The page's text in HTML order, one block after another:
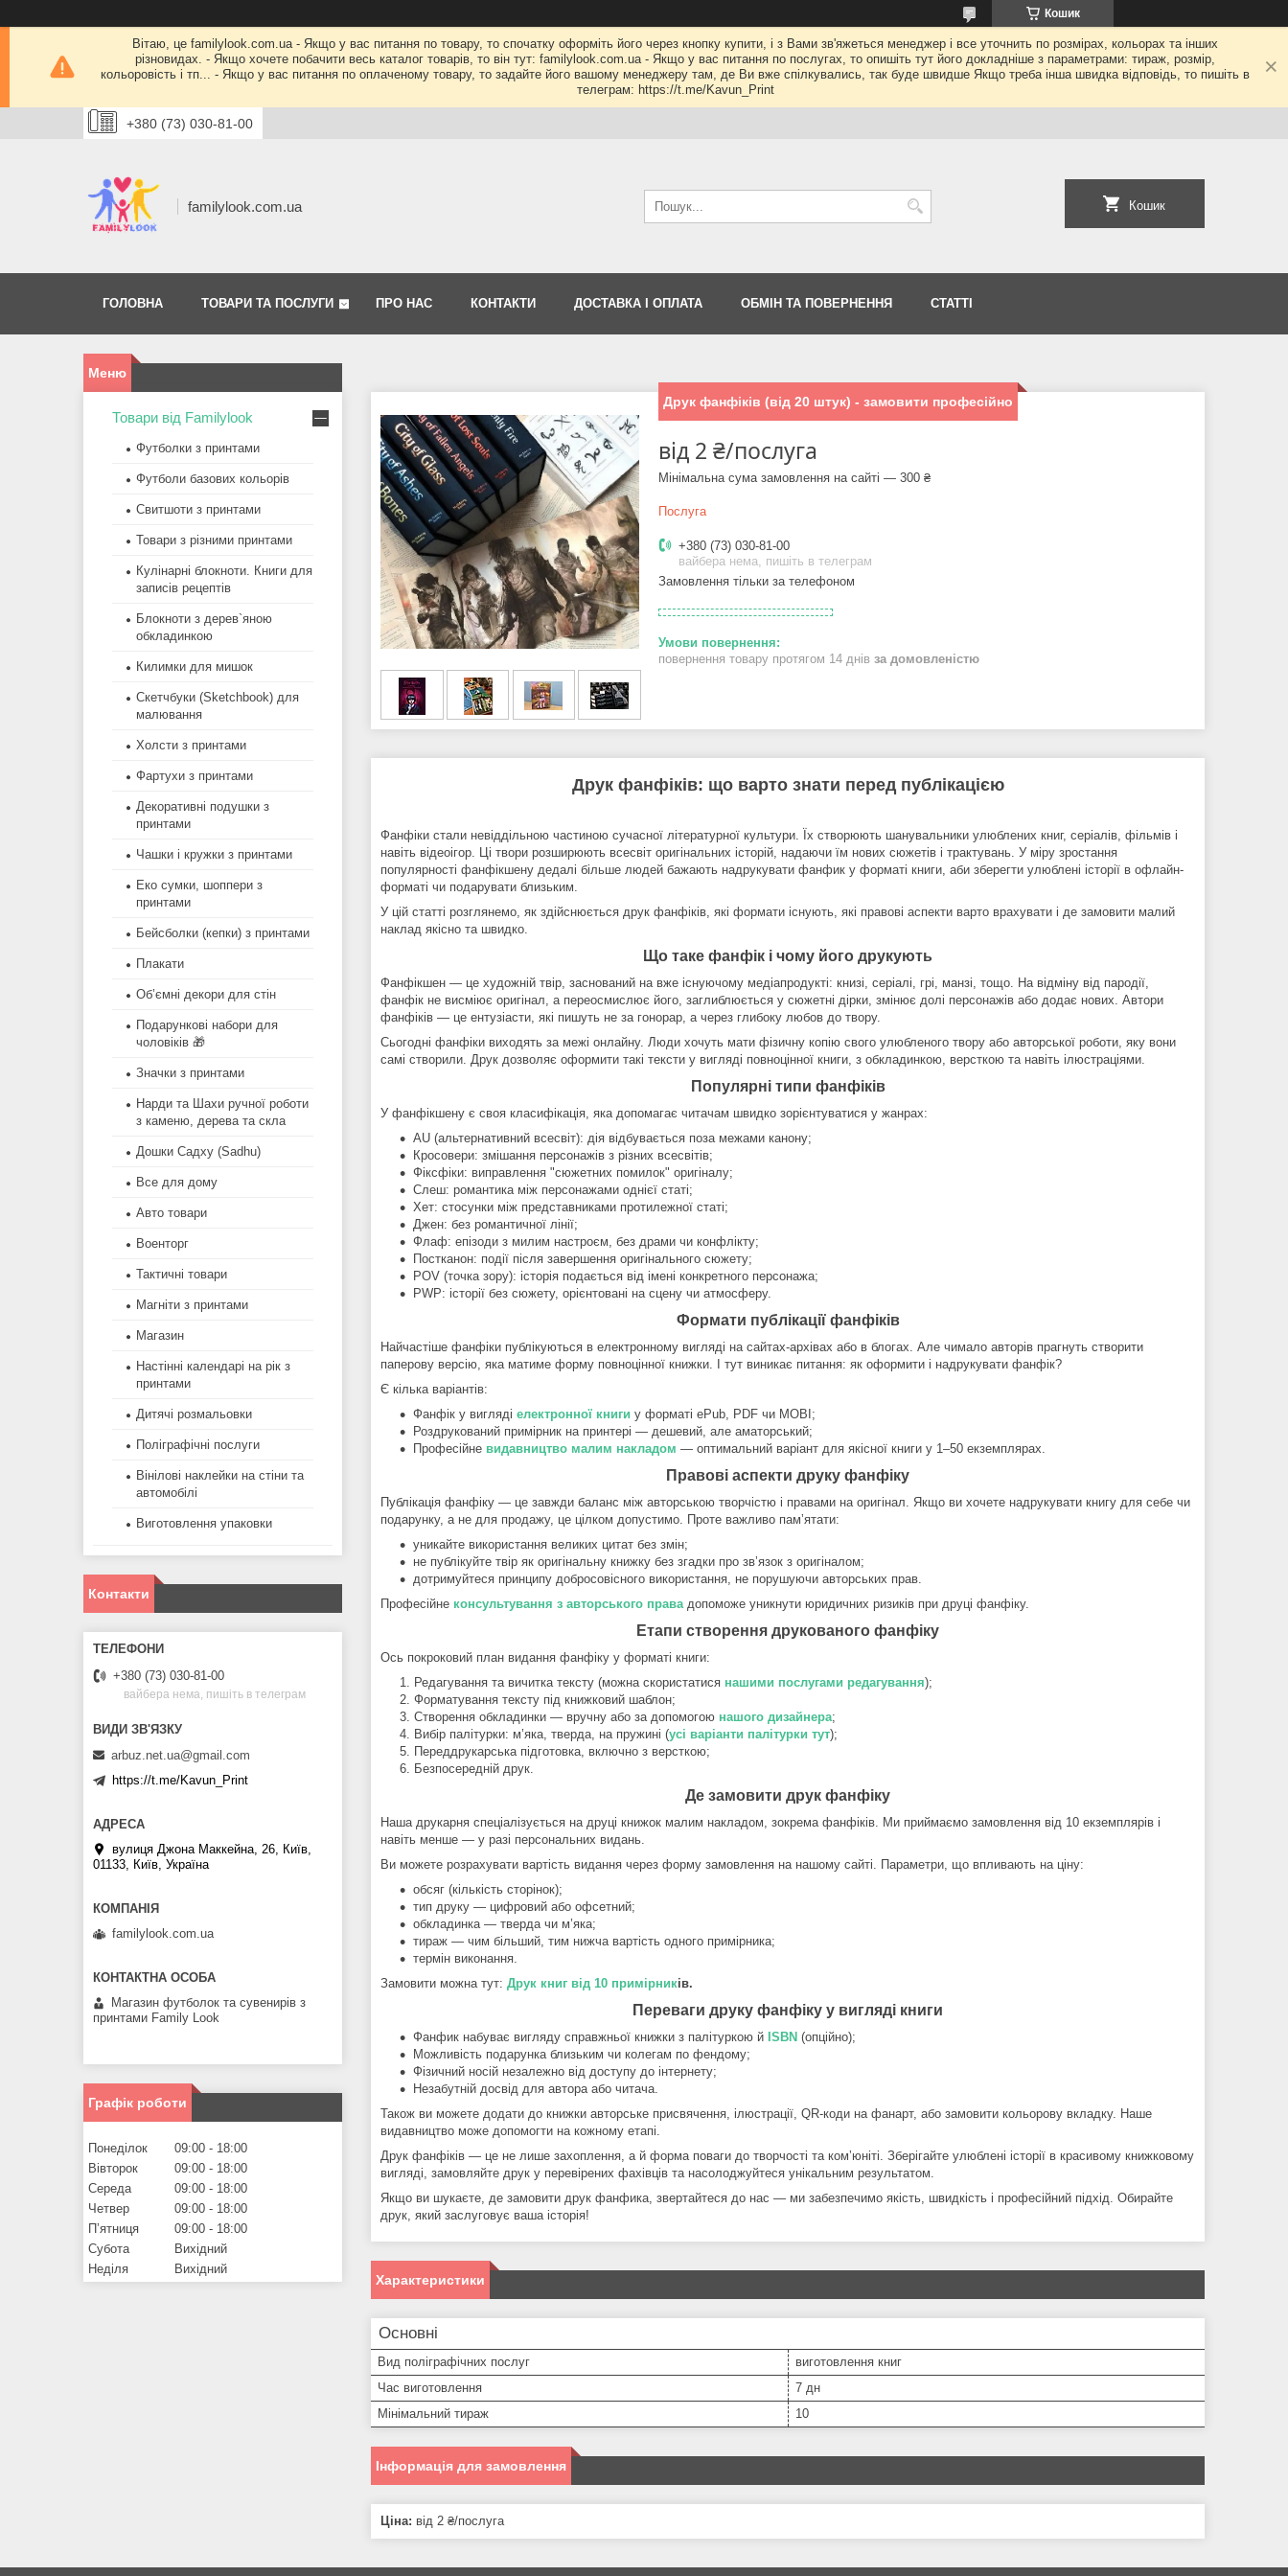
Кошик
Вітаю, це familylook.com.ua - Якщо у вас питання по товару, то спочатку оформіть його через кнопку купити, і з Вами зв'яжеться менеджер і все уточнить по розмірах, кольорах та інших
різновидах. - Якщо хочете побачити весь каталог товарів, то він тут: familylook.com.ua - Якщо у вас питання по послугах, то опишіть тут його докладніше з параметрами: тираж, розмір,
кольоровість і тп... - Якщо у вас питання по оплаченому товару, то задайте його вашому менеджеру там, де Ви вже спілкувались, так буде швидше Якщо треба інша швидка відповідь, то пишіть в
телеграм: https://t.me/Kavun_Print
+380 (73) 030-81-00
familylook.com.ua Кошик
ГОЛОВНА ТОВАРИ ТА ПОСЛУГИ ПРО НАС КОНТАКТИ ДОСТАВКА І ОПЛАТА ОБМІН ТА ПОВЕРНЕННЯ СТАТТІ
Друк фанфіків (від 20 штук) - замовити професійно
від 2 ₴/послуга
Мінімальна сума замовлення на сайті — 300 ₴
Послуга
+380 (73) 030-81-00
вайбера нема, пишіть в телеграм
Замовлення тільки за телефоном
повернення товару протягом 14 днів за домовленістю
Друк фанфіків: що варто знати перед публікацією
Фанфіки стали невіддільною частиною сучасної літературної культури. Їх створюють шанувальники улюблених книг, серіалів, фільмів і
навіть відеоігор. Ці твори розширюють всесвіт оригінальних історій, надаючи їм нових сюжетів і трактувань. У міру зростання
популярності фанфікшену дедалі більше людей бажають надрукувати фанфик у форматі книги, аби зберегти улюблені історії в офлайн-
форматі чи подарувати близьким.
У цій статті розглянемо, як здійснюється друк фанфіків, які формати існують, які правові аспекти варто врахувати і де замовити малий
наклад якісно та швидко.
Що таке фанфік і чому його друкують
Фанфікшен — це художній твір, заснований на вже існуючому медіапродукті: книзі, серіалі, грі, манзі, тощо. На відміну від пародії,
фанфік не висміює оригінал, а переосмислює його, заглиблюється у сюжетні дірки, змінює долі персонажів або додає нових. Автори
фанфіків — це ентузіасти, які пишуть не за гонорар, а через глибоку любов до твору.
Сьогодні фанфіки виходять за межі онлайну. Люди хочуть мати фізичну копію свого улюбленого твору або авторської роботи, яку вони
самі створили. Друк дозволяє оформити такі тексти у вигляді повноцінної книги, з обкладинкою, версткою та навіть ілюстраціями.
Популярні типи фанфіків
У фанфікшену є своя класифікація, яка допомагає читачам швидко зорієнтуватися у жанрах:
AU (альтернативний всесвіт): дія відбувається поза межами канону;
Кросовери: змішання персонажів з різних всесвітів;
Фіксфіки: виправлення "сюжетних помилок" оригіналу;
Слеш: романтика між персонажами однієї статі;
Хет: стосунки між представниками протилежної статі;
Джен: без романтичної лінії;
Флаф: епізоди з милим настроєм, без драми чи конфлікту;
Постканон: події після завершення оригінального сюжету;
POV (точка зору): історія подається від імені конкретного персонажа;
PWP: історії без сюжету, орієнтовані на сцену чи атмосферу.
Формати публікації фанфіків
Найчастіше фанфіки публікуються в електронному вигляді на сайтах-архівах або в блогах. Але чимало авторів прагнуть створити
паперову версію, яка матиме форму повноцінної книжки. І тут виникає питання: як оформити і надрукувати фанфік?
Є кілька варіантів:
Фанфік у вигляді електронної книги у форматі ePub, PDF чи MOBI;
Роздрукований примірник на принтері — дешевий, але аматорський;
Професійне видавництво малим накладом — оптимальний варіант для якісної книги у 1–50 екземплярах.
Правові аспекти друку фанфіку
Публікація фанфіку — це завжди баланс між авторською творчістю і правами на оригінал. Якщо ви хочете надрукувати книгу для себе чи
подарунку, а не для продажу, це цілком допустимо. Проте важливо памʼятати:
уникайте використання великих цитат без змін;
не публікуйте твір як оригінальну книжку без згадки про звʼязок з оригіналом;
дотримуйтеся принципу добросовісного використання, не порушуючи авторських прав.
Професійне консультування з авторського права допоможе уникнути юридичних ризиків при друці фанфіку.
Етапи створення друкованого фанфіку
Ось покроковий план видання фанфіку у форматі книги:
Редагування та вичитка тексту (можна скористатися нашими послугами редагування);
Форматування тексту під книжковий шаблон;
Створення обкладинки — вручну або за допомогою нашого дизайнера;
Вибір палітурки: м’яка, тверда, на пружині (усі варіанти палітурки тут);
Переддрукарська підготовка, включно з версткою;
Безпосередній друк.
Де замовити друк фанфіку
Наша друкарня спеціалізується на друці книжок малим накладом, зокрема фанфіків. Ми приймаємо замовлення від 10 екземплярів і
навіть менше — у разі персональних видань.
Ви можете розрахувати вартість видання через форму замовлення на нашому сайті. Параметри, що впливають на ціну:
обсяг (кількість сторінок);
тип друку — цифровий або офсетний;
обкладинка — тверда чи м’яка;
тираж — чим більший, тим нижча вартість одного примірника;
термін виконання.
Замовити можна тут: Друк книг від 10 примірників.
Переваги друку фанфіку у вигляді книги
Фанфик набуває вигляду справжньої книжки з палітуркою й ISBN (опційно);
Можливість подарунка близьким чи колегам по фендому;
Фізичний носій незалежно від доступу до інтернету;
Незабутній досвід для автора або читача.
Також ви можете додати до книжки авторське присвячення, ілюстрації, QR-коди на фанарт, або замовити кольорову вкладку. Наше
видавництво може допомогти на кожному етапі.
Друк фанфіків — це не лише захоплення, а й форма поваги до творчості та комʼюніті. Зберігайте улюблені історії в красивому книжковому
вигляді, замовляйте друк у перевірених фахівців та насолоджуйтеся унікальним результатом.
Якщо ви шукаєте, де замовити друк фанфика, звертайтеся до нас — ми забезпечимо якість, швидкість і професійний підхід. Обирайте
друк, який заслуговує ваша історія!
Характеристики
Основні
Вид поліграфічних послуг
виготовлення книг
Час виготовлення
7 дн
Мінімальний тираж
10
Інформація для замовлення
Ціна: від 2 ₴/послуга
Товари від Familylook
Футболки з принтами
Футболи базових кольорів
Свитшоти з принтами
Товари з різними принтами
Кулінарні блокноти. Книги для
записів рецептів
Блокноти з дерев`яною
обкладинкою
Килимки для мишок
Скетчбуки (Sketchbook) для
малювання
Холсти з принтами
Фартухи з принтами
Декоративні подушки з
принтами
Чашки і кружки з принтами
Еко сумки, шоппери з
принтами
Бейсболки (кепки) з принтами
Плакати
Об’ємні декори для стін
Подарункові набори для
чоловіків 🎁
Значки з принтами
Нарди та Шахи ручної роботи
з каменю, дерева та скла
Дошки Садху (Sadhu)
Все для дому
Авто товари
Военторг
Тактичні товари
Магніти з принтами
Магазин
Настінні календарі на рік з
принтами
Дитячі розмальовки
Поліграфічні послуги
Вінілові наклейки на стіни та
автомобілі
Виготовлення упаковки
Контакти
+380 (73) 030-81-00
вайбера нема, пишіть в телеграм
arbuz.net.ua@gmail.com
https://t.me/Kavun_Print
вулиця Джона Маккейна, 26, Київ,
01133, Київ, Україна
familylook.com.ua
Магазин футболок та сувенирів з
принтами Family Look
Графік роботи
Понеділок 09:00
18:00
Вівторок
09:00
18:00
Середа
09:00
18:00
Четвер
09:00
18:00
Пʼятниця
09:00
18:00
Субота
Вихідний
Неділя
Вихідний